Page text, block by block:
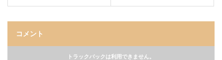
コメント
トラックバックは利用できません。